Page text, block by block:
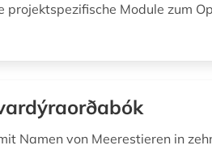
projektspezifische Module zum
Namen von Meerestieren in